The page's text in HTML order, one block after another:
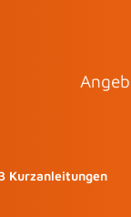
Kurzanleitungen